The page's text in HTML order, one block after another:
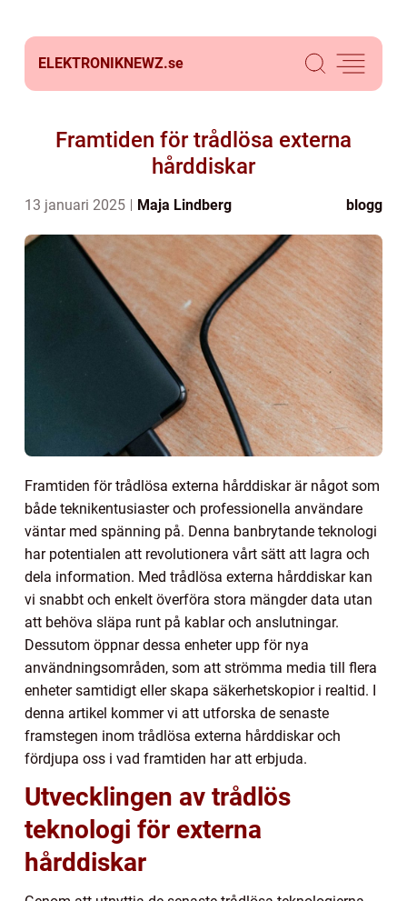
ELEKTRONIKNEWZ.se
Framtiden för trådlösa externa
hårddiskar
13 januari 2025 Maja Lindberg blogg
Framtiden för trådlösa externa hårddiskar är något som
både teknikentusiaster och professionella användare
väntar med spänning på. Denna banbrytande teknologi
har potentialen att revolutionera vårt sätt att lagra och
dela information. Med trådlösa externa hårddiskar kan
vi snabbt och enkelt överföra stora mängder data utan
att behöva släpa runt på kablar och anslutningar.
Dessutom öppnar dessa enheter upp för nya
användningsområden, som att strömma media till flera
enheter samtidigt eller skapa säkerhetskopior i realtid. I
denna artikel kommer vi att utforska de senaste
framstegen inom trådlösa externa hårddiskar och
fördjupa oss i vad framtiden har att erbjuda.
Utvecklingen av trådlös
teknologi för externa
hårddiskar